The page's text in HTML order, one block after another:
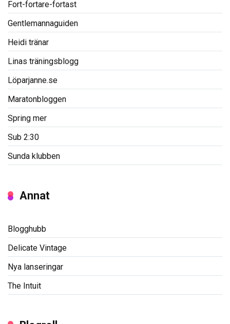
Fort-fortare-fortast
Gentlemannaguiden
Heidi tränar
Linas träningsblogg
Löparjanne.se
Maratonbloggen
Spring mer
Sub 2:30
Sunda klubben
Annat
Blogghubb
Delicate Vintage
Nya lanseringar
The Intuit